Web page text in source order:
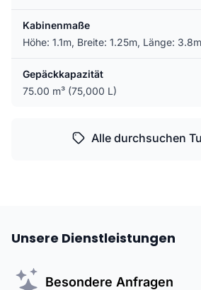
Kabinenmaße
Höhe: 1.1m, Breite: 1.25m, Länge: 3.8m
Gepäckkapazität
75.00 m³ (75,000 L)
Alle durchsuchen
Unsere Dienstleistungen
Besondere Anfragen